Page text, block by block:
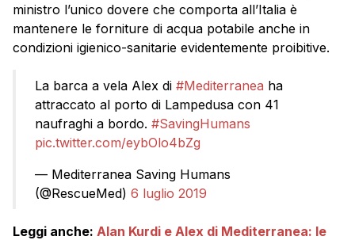
ministro l’unico dovere che comporta all’Italia è
mantenere le forniture di acqua potabile anche in
condizioni igienico-sanitarie evidentemente proibitive.
La barca a vela Alex di #Mediterranea ha
attraccato al porto di Lampedusa con 41
naufraghi a bordo. #SavingHumans
pic.twitter.com/eybOlo4bZg
— Mediterranea Saving Humans
(@RescueMed) 6 luglio 2019
Leggi anche: Alan Kurdi e Alex di Mediterranea: le